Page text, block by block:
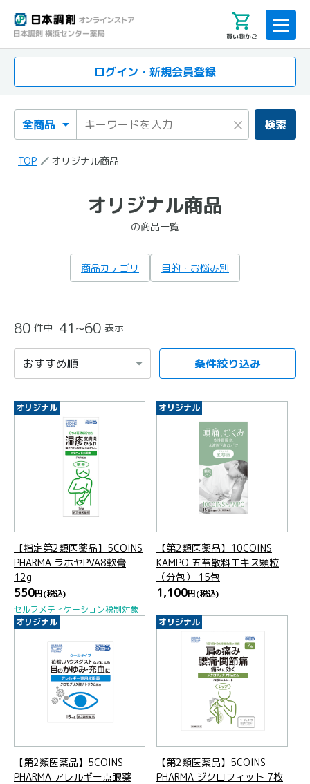
買い物かご
ログイン・新規会員登録
検索カテゴリ
検索キーワード × 検索
TOP オリジナル商品
「オリジナル商品」
の商品一覧オリジナル商品
の商品一覧
商品カテゴリ 目的・お悩み別
80 件中 41~60 表示
項目を選択すると自動的に内容が更新されます。
条件絞り込み
オリジナル
【指定第2類医薬品】5COINS
PHARMA ラホヤPVA8軟膏
12g
550円(税込)
セルフメディケーション税制対象
オリジナル
【第2類医薬品】10COINS
KAMPO 五苓散料エキス顆粒
（分包） 15包
1,100円(税込)
オリジナル
【第2類医薬品】5COINS
PHARMA アレルギー点眼薬
オリジナル
【第2類医薬品】5COINS
PHARMA ジクロフィット 7枚